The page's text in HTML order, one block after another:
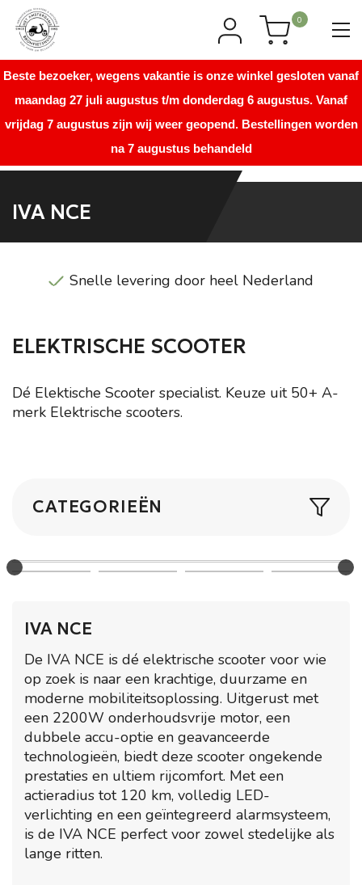
Beste bezoeker, wegens vakantie is onze winkel gesloten vanaf
maandag 27 juli augustus t/m donderdag 6 augustus. Vanaf
vrijdag 7 augustus zijn wij weer geopend. Bestellingen worden
na 7 augustus behandeld
0
IVA NCE
Direct uit voorraad
ELEKTRISCHE SCOOTER
Dé Elektische Scooter specialist. Keuze uit 50+ A-
merk Elektrische scooters.
CATEGORIEËN
IVA NCE
De IVA NCE is dé elektrische scooter voor wie
op zoek is naar een krachtige, duurzame en
moderne mobiliteitsoplossing. Uitgerust met
een 2200W onderhoudsvrije motor, een
dubbele accu-optie en geavanceerde
technologieën, biedt deze scooter ongekende
prestaties en ultiem rijcomfort. Met een
actieradius tot 120 km, volledig LED-
verlichting en een geïntegreerd alarmsysteem,
is de IVA NCE perfect voor zowel stedelijke als
lange ritten.